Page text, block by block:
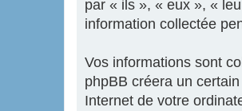
par « ils », « eux », «
information collectée
Vos informations sont
phpBB créera un
Internet de votre